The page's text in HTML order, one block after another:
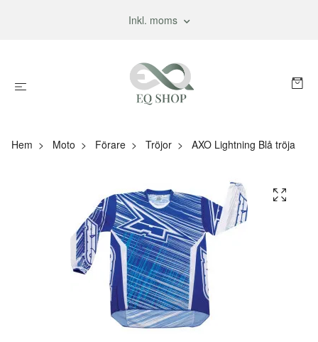
Inkl. moms
Hem Moto Förare Tröjor AXO Lightning Blå tröja